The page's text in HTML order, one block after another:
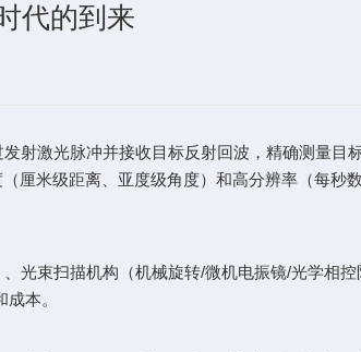
代的到来
射激光脉冲并接收目标反射回波，精确测量
厘米级距离、亚度级角度）和高分辨率（每秒
光束扫描机构（机械旋转/微机电振镜/光学相
本。